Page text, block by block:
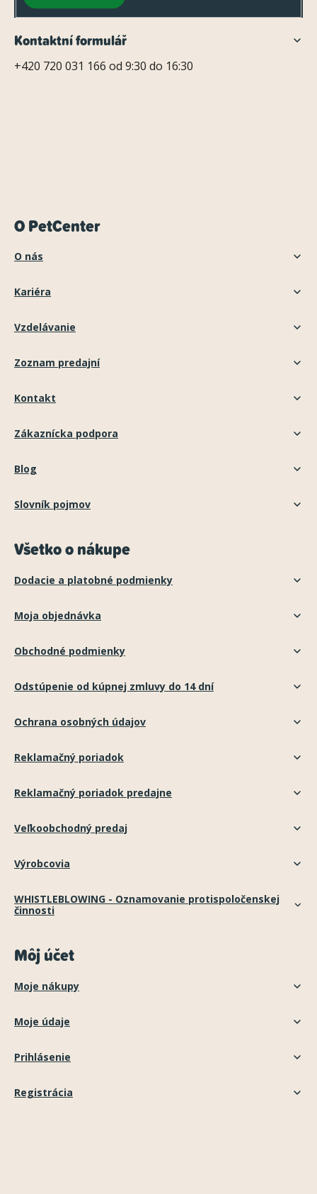
Kontaktní formulář
+420 720 031 166 od 9:30 do 16:30
O PetCenter
O nás
Kariéra
Vzdelávanie
Zoznam predajní
Kontakt
Zákaznícka podpora
Blog
Slovník pojmov
Všetko o nákupe
Dodacie a platobné podmienky
Moja objednávka
Obchodné podmienky
Odstúpenie od kúpnej zmluvy do 14 dní
Ochrana osobných údajov
Reklamačný poriadok
Reklamačný poriadok predajne
Veľkoobchodný predaj
Výrobcovia
WHISTLEBLOWING - Oznamovanie protispoločenskej
činnosti
Môj účet
Moje nákupy
Moje údaje
Prihlásenie
Registrácia